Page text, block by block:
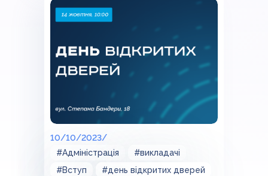
10/10/2023/
#Адміністрація
#викладачі
#Вступ
#день відкритих дверей